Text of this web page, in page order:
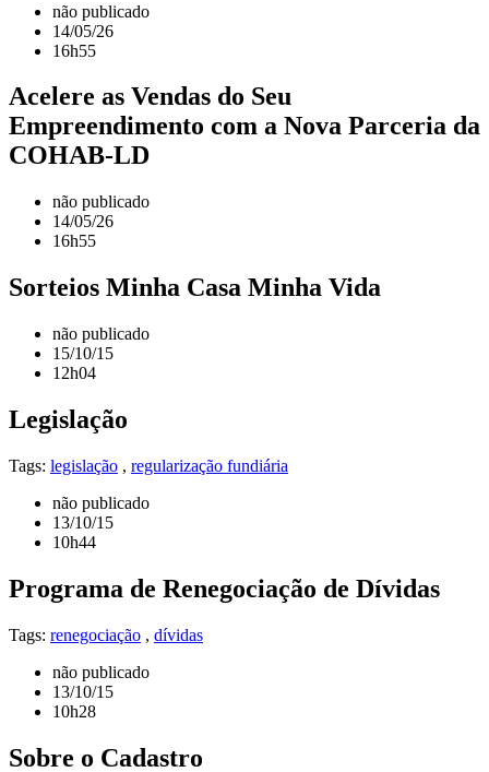
não publicado
14/05/26
16h55
Acelere as Vendas do Seu
Empreendimento com a Nova Parceria da
COHAB-LD
não publicado
14/05/26
16h55
Sorteios Minha Casa Minha Vida
não publicado
15/10/15
12h04
Legislação
Tags: legislação , regularização fundiária
não publicado
13/10/15
10h44
Programa de Renegociação de Dívidas
Tags: renegociação , dívidas
não publicado
13/10/15
10h28
Sobre o Cadastro